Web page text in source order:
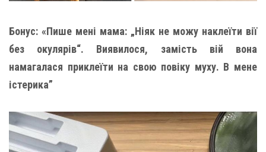
Бонус: «Пише мені мама: „Ніяк не можу наклеїти вії
без окулярів“. Виявилося, замість вій вона
намагалася приклеїти на свою повіку муху. В мене
істерика”